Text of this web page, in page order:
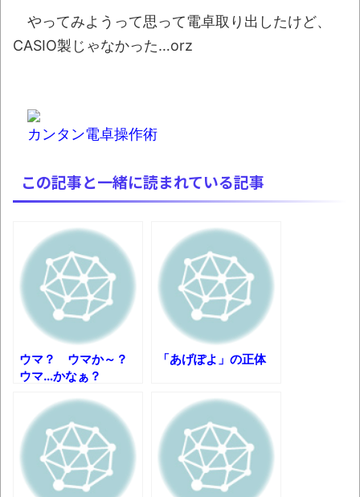
NEW!
専門家「日本車はダサい、見てて恥ずかし
NEW!
週間少年ジャンプのグッズ(43億円分)を注
炎上覚悟で言うけど、手羽先って食べる
ね？「綺麗な食べ方はあるけどそれでも…」
「題名のない音楽会」ゲーム音楽批判から
36年 ～因果な逆転劇～
50歳になりました
凡庸な悪
ロープと滑車と犬マスクでエクストリーム
変身。
お前らの身体の悩み教えてくれ
『FF15』が発売10周年！ノクティスフィギ
ュアなどが当たる記念くじが登場です
やってみようって思って電卓取り出したけど、
CASIO製じゃなかった…orz
カンタン電卓操作術
この記事と一緒に読まれている記事
ウマ？ ウマか～？
ウマ…かなぁ？
「あげぽよ」の正体